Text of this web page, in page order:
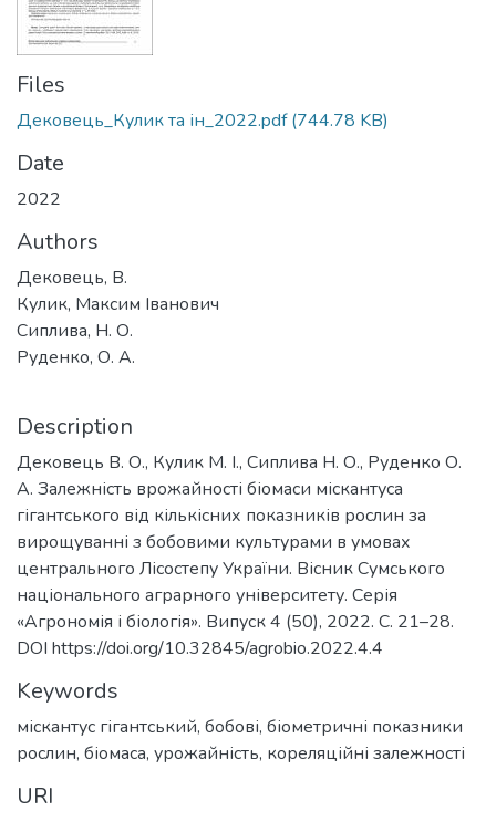
Files
Дековець_Кулик та ін_2022.pdf(744.78 KB)
Date
2022
Authors
Дековець, В.
Кулик, Максим Іванович
Сиплива, Н. О.
Руденко, О. А.
Description
Дековець В. О., Кулик М. І., Сиплива Н. О., Руденко О.
А. Залежність врожайності біомаси міскантуса
гігантського від кількісних показників рослин за
вирощуванні з бобовими культурами в умовах
центрального Лісостепу України. Вісник Сумського
національного аграрного університету. Серія
«Агрономія і біологія». Випуск 4 (50), 2022. С. 21–28.
DOI https://doi.org/10.32845/agrobio.2022.4.4
Keywords
міскантус гігантський, бобові, біометричні показники
рослин, біомаса, урожайність, кореляційні залежності
URI